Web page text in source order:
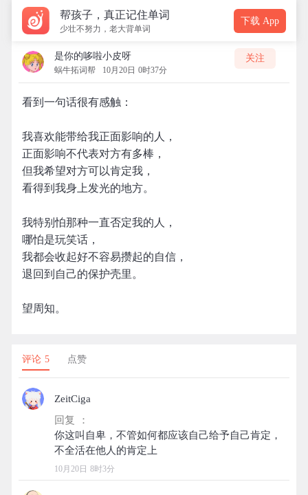
帮孩子，真正记住单词
少壮不努力，老大背单词
下载 App
是你的哆啦小皮呀
蜗牛拓词帮 10月20日 0时37分
关注
看到一句话很有感触：
我喜欢能带给我正面影响的人，
正面影响不代表对方有多棒，
但我希望对方可以肯定我，
看得到我身上发光的地方。
我特别怕那种一直否定我的人，
哪怕是玩笑话，
我都会收起好不容易攒起的自信，
退回到自己的保护壳里。
望周知。
评论 5 点赞
ZeitCiga
回复 ：
你这叫自卑，不管如何都应该自己给予自己肯定，
10月20日 8时3分